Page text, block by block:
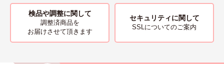
検品や調整に関して
調整済商品を
お届けさせて頂きます
セキュリティに関して
SSLについてのご案内